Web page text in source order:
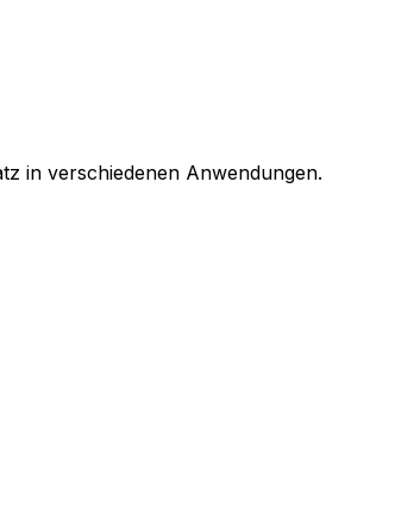
in verschiedenen Anwendungen.